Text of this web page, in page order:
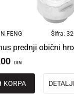
FENG Šifra:
DIN
KORPA